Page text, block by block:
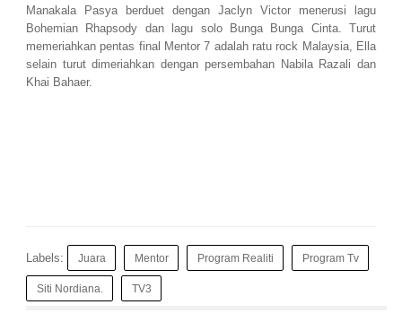
Manakala Pasya berduet dengan Jaclyn Victor menerusi lagu
Bohemian Rhapsody dan lagu solo Bunga Bunga Cinta. Turut
memeriahkan pentas final Mentor 7 adalah ratu rock Malaysia, Ella
selain turut dimeriahkan dengan persembahan Nabila Razali dan
Khai Bahaer.
Labels: Juara Mentor Program Realiti Program Tv
Siti Nordiana. TV3